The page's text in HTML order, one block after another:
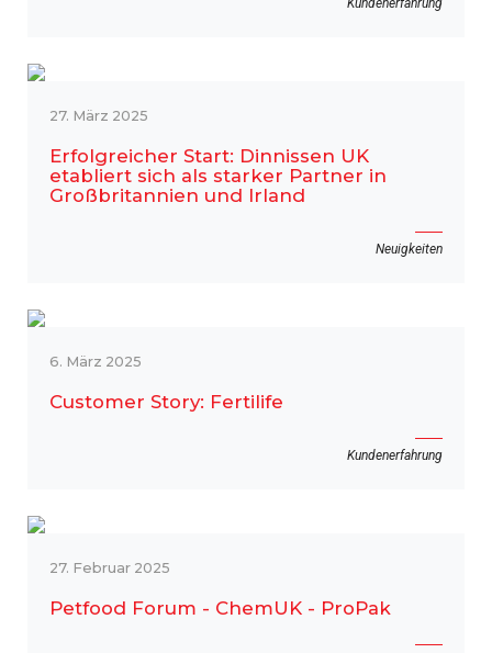
Kundenerfahrung
27. März 2025
Erfolgreicher Start: Dinnissen UK
etabliert sich als starker Partner in
Großbritannien und Irland
Neuigkeiten
6. März 2025
Customer Story: Fertilife
Kundenerfahrung
27. Februar 2025
Petfood Forum - ChemUK - ProPak